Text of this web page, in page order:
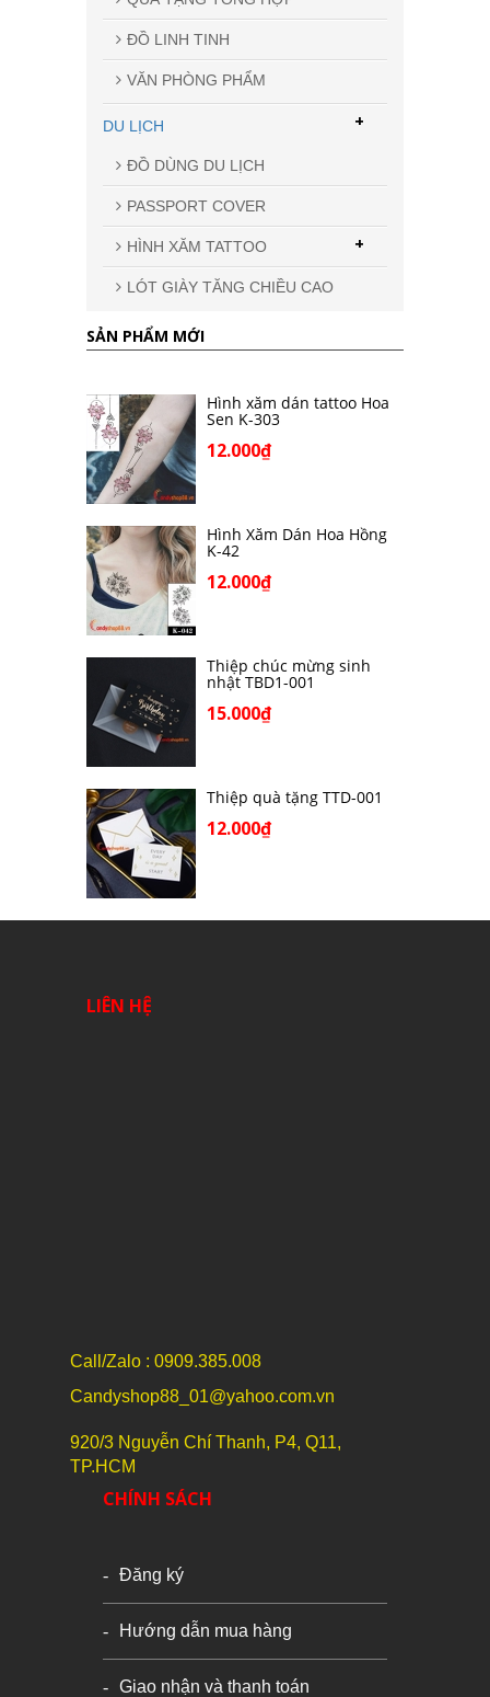
ĐỒ LINH TINH
VĂN PHÒNG PHẨM
DU LỊCH
ĐỒ DÙNG DU LỊCH
PASSPORT COVER
HÌNH XĂM TATTOO +
LÓT GIÀY TĂNG CHIỀU CAO
+
SẢN PHẨM MỚI
Hình xăm dán tattoo Hoa
Sen K-303
12.000₫
Hình Xăm Dán Hoa Hồng
K-42
12.000₫
Thiệp chúc mừng sinh
nhật TBD1-001
15.000₫
Thiệp quà tặng TTD-001
12.000₫
LIÊN HỆ
Call/Zalo : 0909.385.008
Candyshop88_01@yahoo.com.vn
920/3 Nguyễn Chí Thanh, P4, Q11,
TP.HCM
CHÍNH SÁCH
Đăng ký
Hướng dẫn mua hàng
Giao nhận và thanh toán